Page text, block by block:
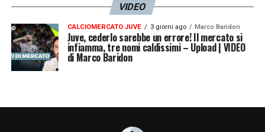
VIDEO
CALCIOMERCATO JUVE 3 giorni ago Marco Baridon
Juve, cederlo sarebbe un errore! Il mercato si
infiamma, tre nomi caldissimi – Upload | VIDEO
di Marco Baridon